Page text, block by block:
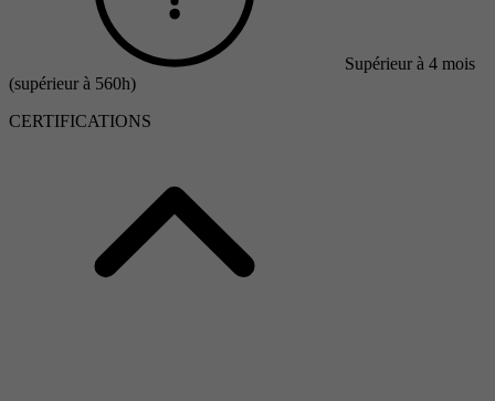
Supérieur à 4 mois
(supérieur à 560h)
CERTIFICATIONS